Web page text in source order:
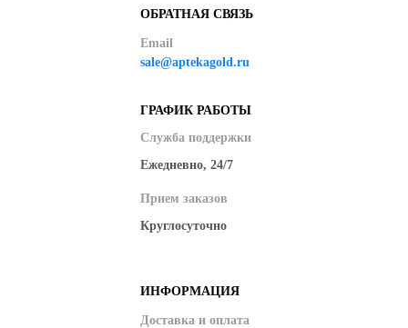
ОБРАТНАЯ СВЯЗЬ
Email
sale@aptekagold.ru
ГРАФИК РАБОТЫ
Служба поддержки
Ежедневно, 24/7
Прием заказов
Круглосуточно
ИНФОРМАЦИЯ
Доставка и оплата